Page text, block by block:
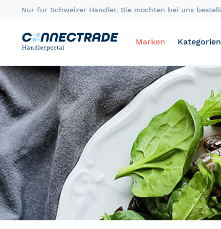
Skip
Nur für Schweizer Händler. Sie möchten bei uns
Marken Kategorien